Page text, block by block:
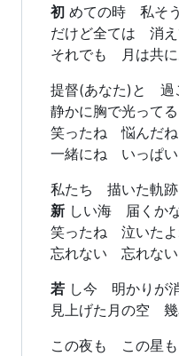
初 めての時 私そ
だけど全ては 消え
それでも 月は共
提督(あなた)と 過
静かに胸で光ってる
笑ったね 悩んだね
一緒にね いっぱ
私たち 描いた軌跡
新 しい海 届くか
笑ったね 泣いた
忘れない 忘れな
若 し今 明かりが
見上げた月の空 幾
この夜も この星